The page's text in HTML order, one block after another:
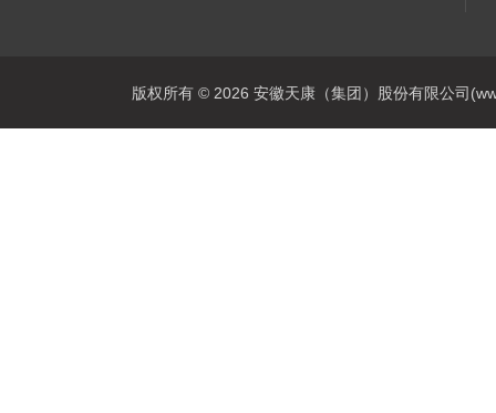
版权所有 © 2026 安徽天康（集团）股份有限公司